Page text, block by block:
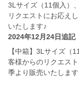
3Lサイズ（11個入）
リクエストにお応え
いたします♪
2024年12月24日追記
【中箱】3Lサイズ（
客様からのリクエス
季より販売いたします